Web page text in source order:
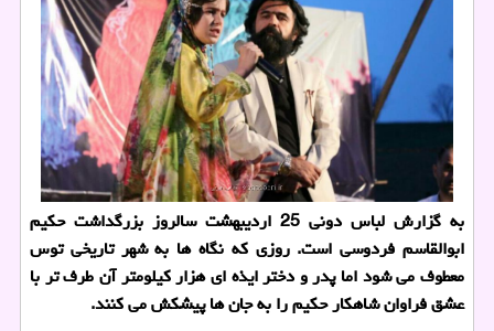
به گزارش لباس دونی 25 اردیبهشت سالروز بزرگداشت حكیم
ابوالقاسم فردوسی است. روزی كه نگاه ها به شهر تاریخی توس
معطوف می شود اما پدر و دختر ایذه ای هزار كیلومتر آن طرف تر با
عشق فراوان شاهكار حكیم را به جان ها پیشكش می كنند.